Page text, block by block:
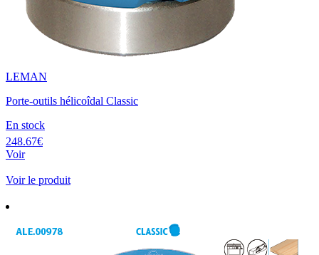
LEMAN
Porte-outils hélicoîdal Classic
En stock
248.67€
Voir
Voir le produit